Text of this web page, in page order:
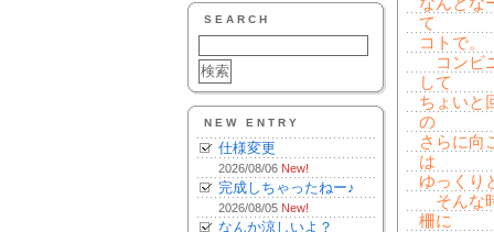
SEARCH
NEW ENTRY
仕様変更
2026/08/06 New!
完成しちゃったねー♪
2026/08/05 New!
なんか涼しいよ？
て
コトで。
コンビ
して
ちょいと
の
さらに向
は
ゆっくり
そんな
柵に